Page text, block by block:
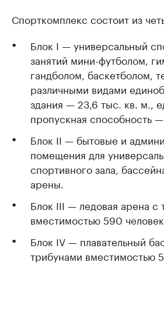
Спорткомплекс состоит из
Блок I — универсальный
занятий мини-футболом,
гандболом, баскетболом,
различными видами
здания — 23,6 тыс. кв. м.,
пропускная способность —
Блок II — бытовые и
помещения для
спортивного зала,
арены.
Блок III — ледовая арена с
вместимостью 590 человек.
Блок IV — плавательный
трибунами вместимостью